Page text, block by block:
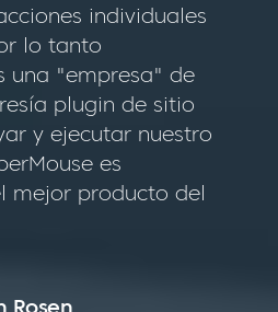
individuales
lo tanto
una "empresa" de
plugin de sitio
y ejecutar nuestro
es
mejor producto del
Rosen